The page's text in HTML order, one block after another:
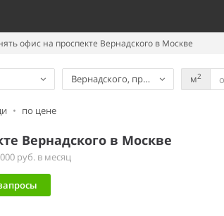
офис на проспекте Вернадского в Москве
Вернадского, проспект м2
• по цене
Вернадского в Москве
руб. в месяц